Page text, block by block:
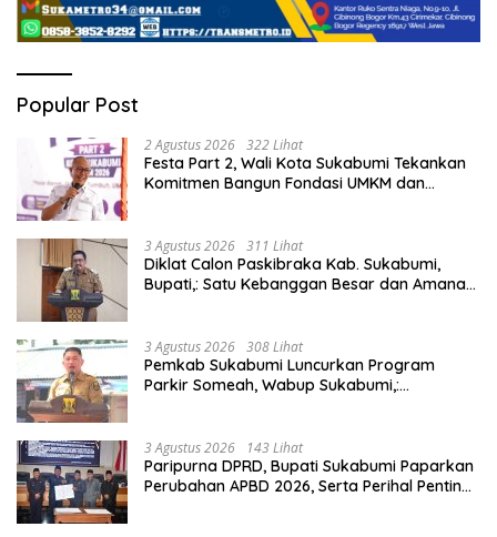
Popular Post
2 Agustus 2026 322 Lihat
Festa Part 2, Wali Kota Sukabumi Tekankan
Komitmen Bangun Fondasi UMKM dan
3 Agustus 2026 311 Lihat
Diklat Calon Paskibraka Kab. Sukabumi,
Bupati,: Satu Kebanggan Besar dan Amanah
3 Agustus 2026 308 Lihat
Pemkab Sukabumi Luncurkan Program
Parkir Someah, Wabup Sukabumi,:
3 Agustus 2026 143 Lihat
Paripurna DPRD, Bupati Sukabumi Paparkan
Perubahan APBD 2026, Serta Perihal Penting